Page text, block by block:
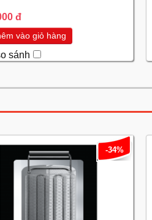
đ
vào giỏ hàng
sánh
-34%